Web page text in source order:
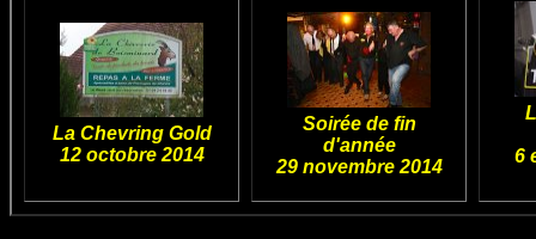
La Chevring Gold
12 octobre 2014
Soirée de fin
d'année
29 novembre 2014
6